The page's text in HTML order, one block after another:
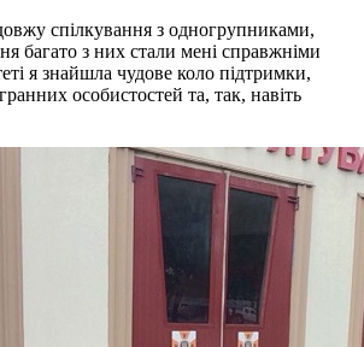
спілкування з одногрупниками,
багато з них стали мені справжніми
я знайшла чудове коло підтримки,
особистостей та, так, навіть